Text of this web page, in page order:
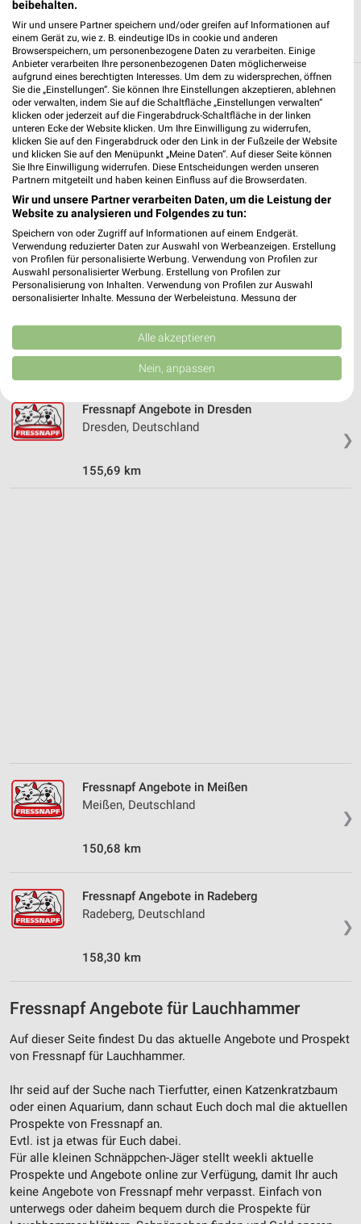
Weitere Fressnapf Geschäfte mit Angeboten
in und um Lauchhammer
5 Geschäfte und Orte
Fressnapf Angebote in Hoyerswerda
Hoyerswerda, Deutschland
134,18 km
❯
Fressnapf Angebote in Riesa
136,06 km
❯
Fressnapf Angebote in Dresden
Dresden, Deutschland
155,69 km
❯
Fressnapf Angebote in Meißen
Meißen, Deutschland
150,68 km
❯
Fressnapf Angebote in Radeberg
Radeberg, Deutschland
158,30 km
Fressnapf Angebote für Lauchhammer
Auf dieser Seite findest Du das aktuelle Angebote und Prospekt
von Fressnapf für Lauchhammer.
Ihr seid auf der Suche nach Tierfutter, einen Katzenkratzbaum
oder einen Aquarium, dann schaut Euch doch mal die aktuellen
Prospekte von Fressnapf an.
Evtl. ist ja etwas für Euch dabei.
Für alle kleinen Schnäppchen-Jäger stellt weekli aktuelle
Prospekte und Angebote online zur Verfügung, damit Ihr auch
keine Angebote von Fressnapf mehr verpasst. Einfach von
unterwegs oder daheim bequem durch die Prospekte für
beibehalten.
Wir und unsere Partner speichern und/oder greifen auf Informationen auf
einem Gerät zu, wie z. B. eindeutige IDs in cookie und anderen
Browserspeichern, um personenbezogene Daten zu verarbeiten. Einige
Anbieter verarbeiten Ihre personenbezogenen Daten möglicherweise
aufgrund eines berechtigten Interesses. Um dem zu widersprechen, öffnen
Sie die „Einstellungen“. Sie können Ihre Einstellungen akzeptieren, ablehnen
oder verwalten, indem Sie auf die Schaltfläche „Einstellungen verwalten“
klicken oder jederzeit auf die Fingerabdruck-Schaltfläche in der linken
unteren Ecke der Website klicken. Um Ihre Einwilligung zu widerrufen,
klicken Sie auf den Fingerabdruck oder den Link in der Fußzeile der Website
und klicken Sie auf den Menüpunkt „Meine Daten“. Auf dieser Seite können
Sie Ihre Einwilligung widerrufen. Diese Entscheidungen werden unseren
Partnern mitgeteilt und haben keinen Einfluss auf die Browserdaten.
Wir und unsere Partner verarbeiten Daten, um die Leistung der
Website zu analysieren und Folgendes zu tun:
Speichern von oder Zugriff auf Informationen auf einem Endgerät.
Verwendung reduzierter Daten zur Auswahl von Werbeanzeigen. Erstellung
von Profilen für personalisierte Werbung. Verwendung von Profilen zur
Auswahl personalisierter Werbung. Erstellung von Profilen zur
Personalisierung von Inhalten. Verwendung von Profilen zur Auswahl
personalisierter Inhalte. Messung der Werbeleistung. Messung der
Kombinationen von Daten aus verschiedenen Quellen. Entwicklung und
Verbesserung der Angebote. Verwendung reduzierter Daten zur Auswahl
von Inhalten.
Daten können außerhalb der Europäischen Union weitergegeben und in die
Website/App.
Partnerliste anzeigen (1 IAB-Anbieter)
IAB-Verarbeitungszwecke:
Messung der Performance von Inhalten
Kombinationen von Daten aus verschiedenen
Entwicklung und Verbesserung der Angebote
Verwendung reduzierter Daten zur Auswahl von
Verwendung genauer Standortdaten
Geräte anhand von aktiv angeforderten
Informationen identifizieren
Notwendig
Performance
Funktional
Werbung
Alle akzeptieren
Nein, anpassen